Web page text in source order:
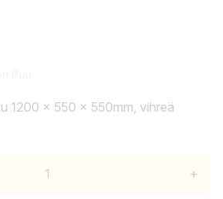
1200 x 550 x 550mm, vihreä
+